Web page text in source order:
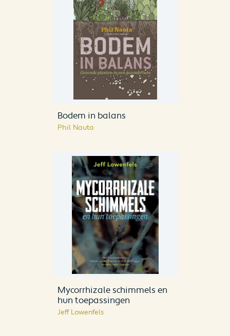
Bodem in balans
Phil Nauta
Mycorrhizale schimmels en
hun toepassingen
Jeff Lowenfels